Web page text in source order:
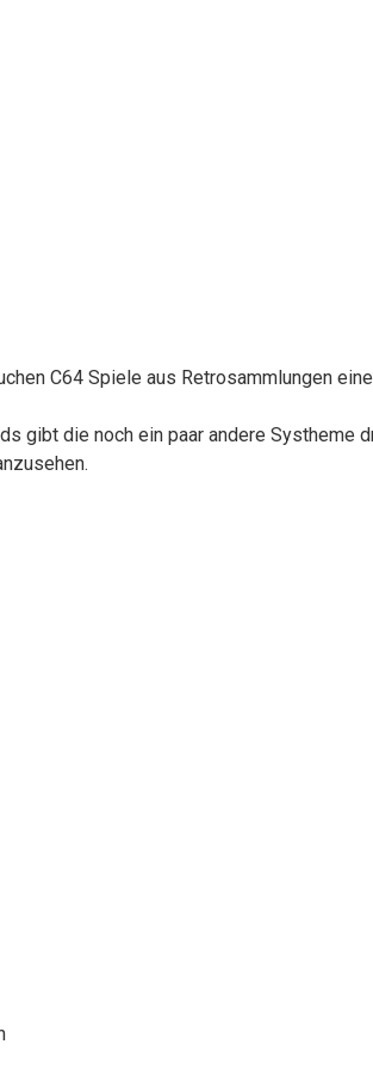
C64 Spiele aus Retrosammlungen
gibt die noch ein paar andere Systheme